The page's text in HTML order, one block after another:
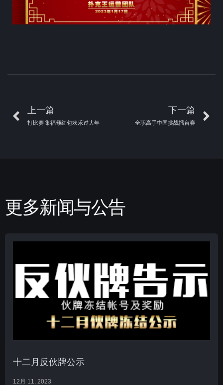
上一篇
打比赛 集福领红包欢乐过大年
下一篇
全职高手中国挑战擂台赛
更多新闻与公告
十二月反伙牌公示
12月 11, 2023